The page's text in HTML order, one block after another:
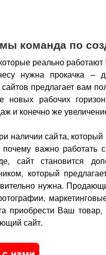
команда по
реально работают !
нужна прокачка –
предлагает вам
новых рабочих
и конечно же
наличии сайта,
почему важно работать
сайт становится
который
нужна.
приобрести Ваш
сайт.